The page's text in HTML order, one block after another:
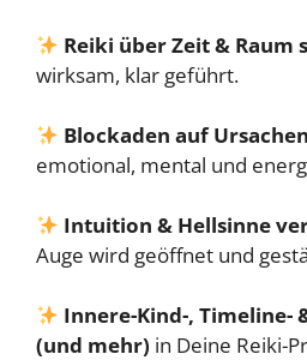
Reiki über Zeit & Raum
wirksam, klar geführt.
Blockaden auf
emotional, mental und
Intuition & Hellsinne
Auge wird geöffnet und
Innere-Kind-, Timeline-
(und mehr) in Deine Reiki-